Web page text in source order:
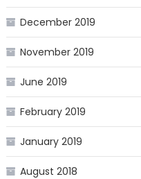
December 2019
November 2019
June 2019
February 2019
January 2019
August 2018